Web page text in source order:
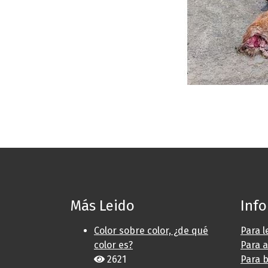
Más Leido
Color sobre color, ¿de qué
color es?
2621
Para
Para
Para